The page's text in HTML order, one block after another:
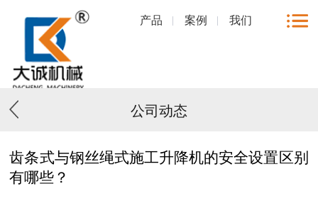
产品 案例 我们
公司动态
齿条式与钢丝绳式施工升降机的安全设置区别
有哪些？